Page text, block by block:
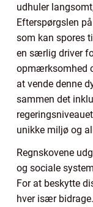
udhuler
Efterspørgslen
som kan spores
en særlig driver
opmærksomhed
at vende denne
sammen det
unikke miljø og
Regnskovene
og sociale
For at beskytte
hver især